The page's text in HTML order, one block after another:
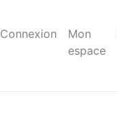
Connexion
Mon
espace